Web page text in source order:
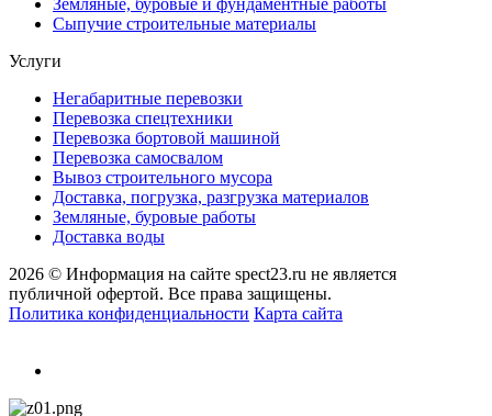
Сыпучие строительные материалы
Услуги
Негабаритные перевозки
Перевозка спецтехники
Перевозка бортовой машиной
Перевозка самосвалом
Вывоз строительного мусора
Доставка, погрузка, разгрузка материалов
Земляные, буровые работы
Доставка воды
2026 © Информация на сайте spect23.ru не является
публичной офертой. Все права защищены.
Политика конфиденциальности Карта сайта